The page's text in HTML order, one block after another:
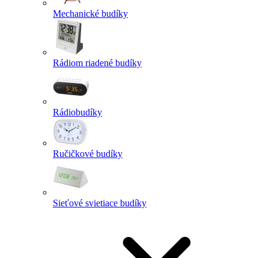
Mechanické budíky
Rádiom riadené budíky
Rádiobudíky
Ručičkové budíky
Sieťové svietiace budíky